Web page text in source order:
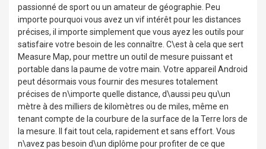
passionné de sport ou un amateur de géographie. Peu
importe pourquoi vous avez un vif intérêt pour les distances
précises, il importe simplement que vous ayez les outils pour
satisfaire votre besoin de les connaître. C\est à cela que sert
Measure Map, pour mettre un outil de mesure puissant et
portable dans la paume de votre main. Votre appareil Android
peut désormais vous fournir des mesures totalement
précises de n\importe quelle distance, d\aussi peu qu\un
mètre à des milliers de kilomètres ou de miles, même en
tenant compte de la courbure de la surface de la Terre lors de
la mesure. Il fait tout cela, rapidement et sans effort. Vous
n\avez pas besoin d\un diplôme pour profiter de ce que